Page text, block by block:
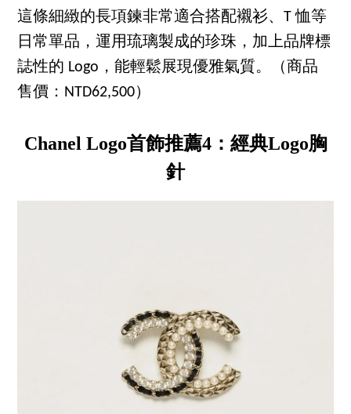
這條細緻的長項鍊非常適合搭配襯衫、T 恤等
日常單品，運用琉璃製成的珍珠，加上品牌標
誌性的 Logo，能輕鬆展現優雅氣質。（商品
售價：NTD62,500）
Chanel Logo首飾推薦4：經典Logo胸
針